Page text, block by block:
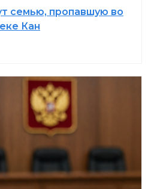
семью, пропавшую во
Кан